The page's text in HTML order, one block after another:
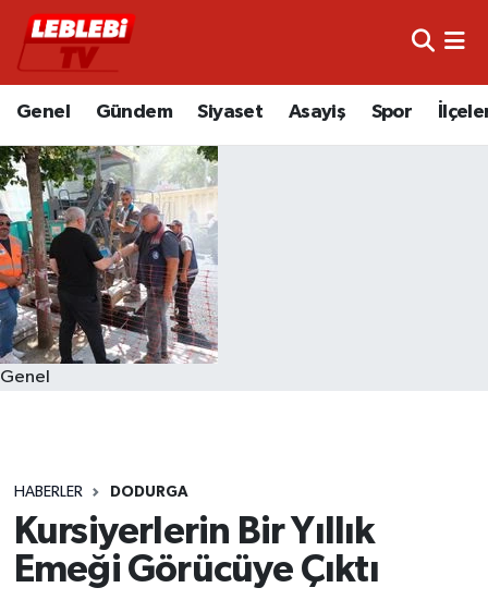
Genel Gündem Siyaset Asayiş Spor
Genel
HABERLER DODURGA
Kursiyerlerin Bir Yıllık
Emeği Görücüye Çıktı
Hava Durumu
Trafik Durumu
Süper Lig Puan Durumu ve Fikstür
Tüm Manşetler
Son Dakika Haberleri